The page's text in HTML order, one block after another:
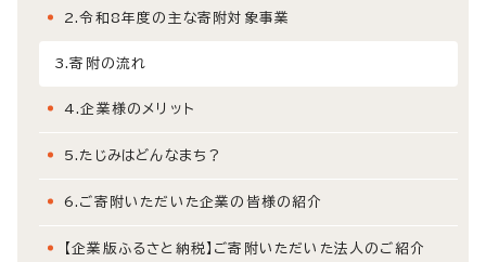
2.令和8年度の主な寄附対象事業
3.寄附の流れ
4.企業様のメリット
5.たじみはどんなまち？
6.ご寄附いただいた企業の皆様の紹介
【企業版ふるさと納税】ご寄附いただいた法人のご紹介